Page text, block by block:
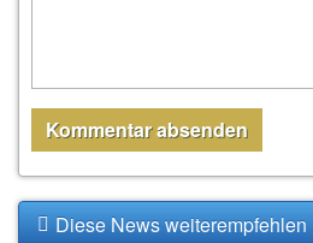
Diese News weiterempfehlen